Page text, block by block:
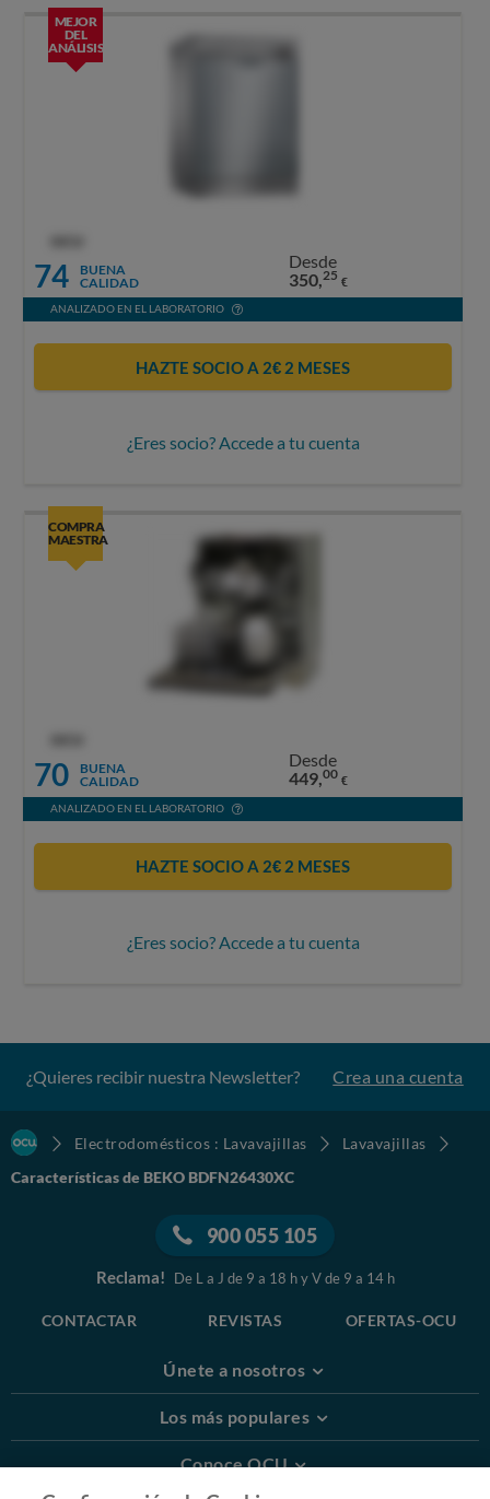
MEJOR
DEL
ANÁLISIS
74
BUENA
CALIDAD
Desde
350,25 €
ANALIZADO EN EL LABORATORIO
HAZTE SOCIO A 2€ 2 MESES
¿Eres socio? Accede a tu cuenta
COMPRA
MAESTRA
70
BUENA
CALIDAD
Desde
449,00 €
ANALIZADO EN EL LABORATORIO
HAZTE SOCIO A 2€ 2 MESES
¿Eres socio? Accede a tu cuenta
¿Quieres recibir nuestra Newsletter? Crea una cuenta
Electrodomésticos : Lavavajillas
Lavavajillas
Características de BEKO BDFN26430XC
900 055 105
Reclama! De L a J de 9 a 18 h y V de 9 a 14 h
CONTACTAR REVISTAS OFERTAS-OCU
Únete a nosotros
Los más populares
Conoce OCU